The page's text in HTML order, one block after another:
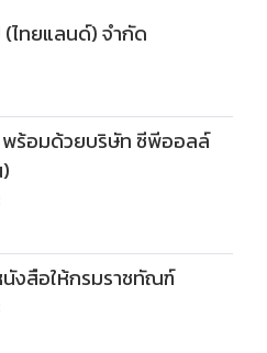
ไทยแลนด์) จำกัด
ร้อมด้วยบริษัท ซีพีออลล์
งสือให้กรมราชทัณฑ์